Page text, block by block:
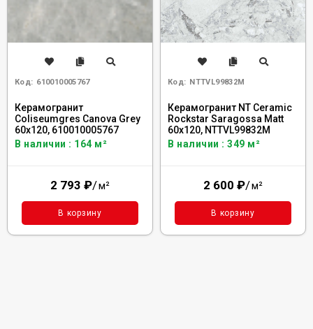
Код: 610010005767
Керамогранит
Coliseumgres Canova Grey
60x120, 610010005767
В наличии : 164 м²
2 793 ₽/м²
В корзину
Код: NTTVL99832M
Керамогранит NT Ceramic
Rockstar Saragossa Matt
60x120, NTTVL99832M
В наличии : 349 м²
2 600 ₽/м²
В корзину